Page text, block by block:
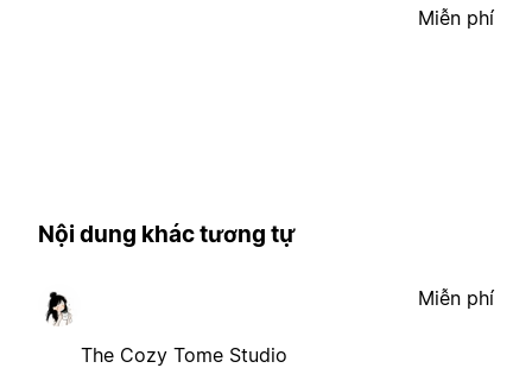
Miễn phí
Nội dung khác tương tự
The Cozy Tome Studio
Miễn phí